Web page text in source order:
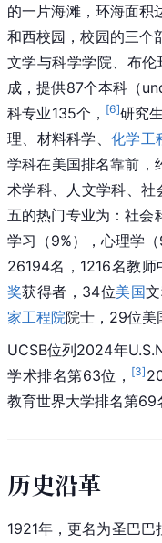
的一片海滩，环海面积
和西校园，校园的三个
文学与科学学院、布
成，提供87个本科（
科专业135个， [6]研究
理、材料科学、化学工
学科在美国排名靠前，
术学科、人文学科、社
五的热门专业为：社会
学习（9%），心理学
26194名，1216名教
奖获得者，34位美国
家工程院院士，29位美
UCSB位列2024年
学术排名第63位， [3]
教育世界大学排名第69
历史沿革
1921年，更名为圣巴